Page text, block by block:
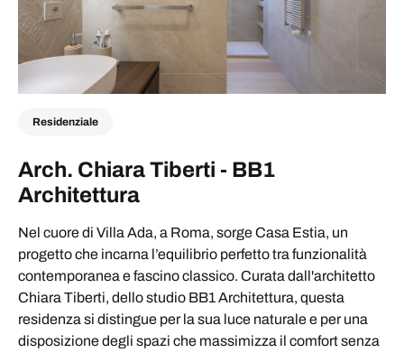
Residenziale
Arch. Chiara Tiberti - BB1
Architettura
Nel cuore di Villa Ada, a Roma, sorge Casa Estia, un
progetto che incarna l’equilibrio perfetto tra funzionalità
contemporanea e fascino classico. Curata dall'architetto
Chiara Tiberti, dello studio BB1 Architettura, questa
residenza si distingue per la sua luce naturale e per una
disposizione degli spazi che massimizza il comfort senza